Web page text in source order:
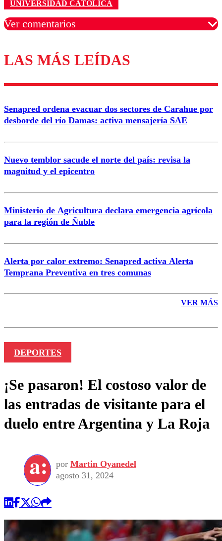
UNIVERSIDAD CATÓLICA
Ver comentarios
Los comentarios son moderados para garantizar un
diálogo respetuoso.
Correo
LAS MÁS LEÍDAS
Senapred ordena evacuar dos sectores de Carahue por
desborde del río Damas: activa mensajería SAE
Nuevo temblor sacude el norte del país: revisa la
magnitud y el epicentro
Ministerio de Agricultura declara emergencia agrícola
para la región de Ñuble
Alerta por calor extremo: Senapred activa Alerta
Temprana Preventiva en tres comunas
VER MÁS
DEPORTES
¡Se pasaron! El costoso valor de
las entradas de visitante para el
duelo entre Argentina y La Roja
por Martin Oyanedel
agosto 31, 2024